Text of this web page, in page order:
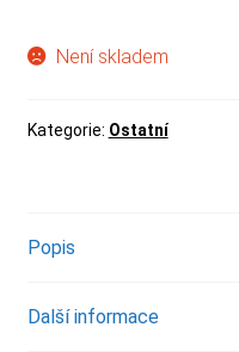
Není skladem
Kategorie: Ostatní
Popis
Další informace